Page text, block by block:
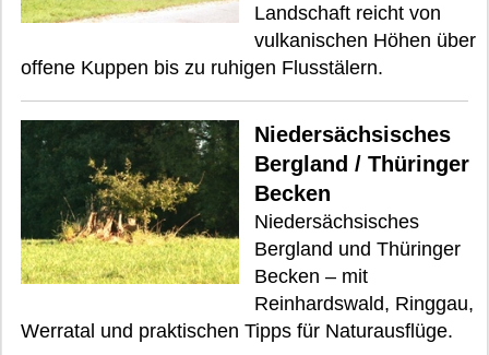
Landschaft reicht von
vulkanischen Höhen über
offene Kuppen bis zu ruhigen Flusstälern.
Niedersächsisches
Bergland / Thüringer
Becken
Niedersächsisches
Bergland und Thüringer
Becken – mit
Reinhardswald, Ringgau,
Werratal und praktischen Tipps für Naturausflüge.